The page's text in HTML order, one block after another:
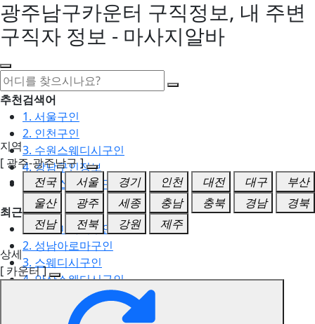
광주남구카운터 구직정보, 내 주변
구직자 정보 - 마사지알바
추천검색어
1. 서울구인
2. 인천구인
3. 수원스웨디시구인
4. 강남구인정보
5. 동탄스웨디시구인
최근검색어
1. 일산마사지구인
2. 성남아로마구인
3. 스웨디시구인
4. 안산스웨디시구인
5. 아로마구인
지역
[ 광주-광주남구 ]
전국
서울 경기 인천 대전 대구
부산
울산
광주 세종 충남 충북 경남
경북
전남
전북 강원
제주
상세
[ 카운터 ]